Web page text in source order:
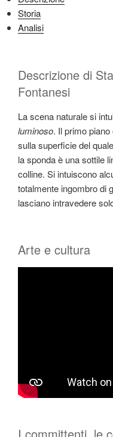
Storia
Analisi
Descrizione di
Fontanesi
La scena naturale si
luminoso. Il primo
sulla superficie del
la sponda è una sottile
colline. Si intuiscono
totalmente ingombro di
lasciano intravedere
Arte e cultura
I committenti, le